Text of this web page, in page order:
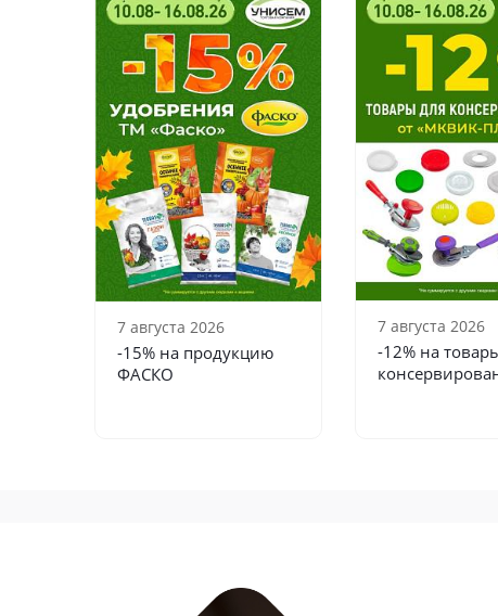
7 августа 2026
-15% на продукцию
ФАСКО
7 августа 2026
-12% на